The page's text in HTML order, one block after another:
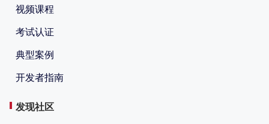
视频课程
考试认证
典型案例
开发者指南
发现社区